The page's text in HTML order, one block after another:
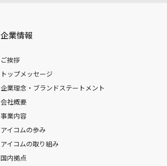
企業情報
ご挨拶
トップメッセージ
企業理念・ブランドステートメント
会社概要
事業内容
アイコムの歩み
アイコムの取り組み
国内拠点